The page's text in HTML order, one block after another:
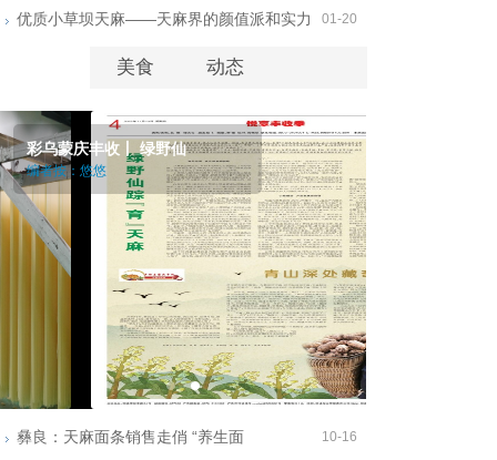
01-20
优质小草坝天麻——天麻界的颜值派和实力
美食 动态
彩乌蒙庆丰收丨 绿野仙
编者按：悠悠
10-16
彝良：天麻面条销售走俏 “养生面